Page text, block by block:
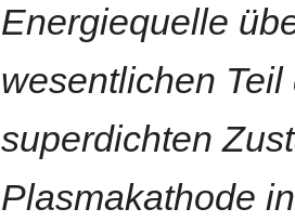
Energiequelle
wesentlichen
superdichten
Plasmakathode